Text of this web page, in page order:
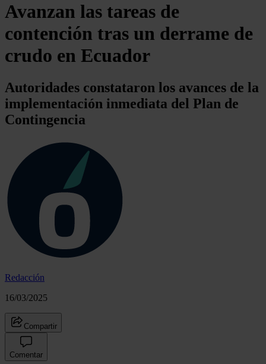
Avanzan las tareas de
contención tras un derrame de
crudo en Ecuador
Autoridades constataron los avances de la
implementación inmediata del Plan de
Contingencia
Redacción
16/03/2025
Compartir
Comentar